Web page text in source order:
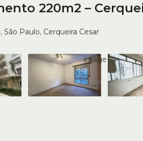
220m2 –
São Paulo, Cerqueira Cesar